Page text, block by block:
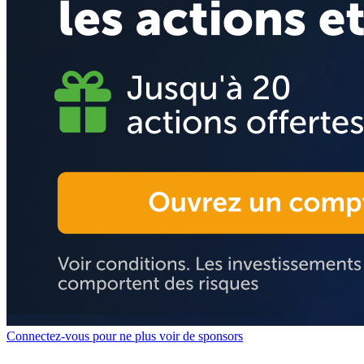
Connectez-vous pour ne plus voir de sponsors